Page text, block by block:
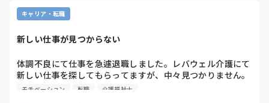
緊急時は除きますが
残業＝仕事できない
2週間前から独り立ちしましたが
してから毎回他の職員に「まだいるの！？」と言われます。
最初の頃は、全部きっちりやらなきゃと思って時間が足りなく
なっていました。
でも実際は「優先順位」がすごく大事で、
・その日中に絶対必要なケア
を先に終わらせて、その他は無理に抱え込まないようにしてい
ました。
キャリア・転職
新しい仕事が見つからない
体調不良にて仕事を急遽退職しました。レバウェル介護にて
新しい仕事を探してもらってますが、中々見つかりません。
足首を痛めていて走れないが、希望介護で走る必要あります
モチベーション 転職 介護福祉士